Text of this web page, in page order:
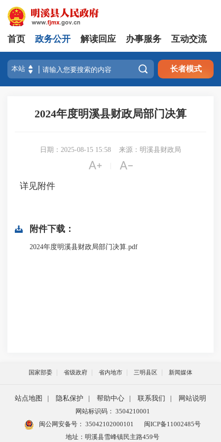
首页 政务公开 解读回应 办事服务 互动交流
 长者模式
2024年度明溪县财政局部门决算
日期：2025-08-15 15:58 来源：明溪县财政局
 
详见附件
附件下载：
2024年度明溪县财政局部门决算.pdf
国家部委 省级政府 省内地市 三明县区 新闻媒体
站点地图 隐私保护 帮助中心 联系我们
网站说明
网站标识码： 3504210001
闽公网安备号： 35042102000101
闽ICP备11002485号
地址：明溪县雪峰镇民主路459号